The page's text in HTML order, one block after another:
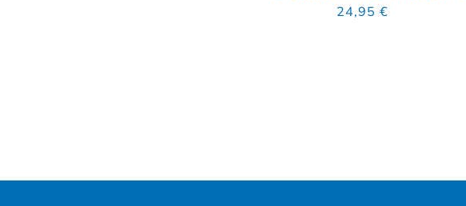
Normaler Preis
24,95 €